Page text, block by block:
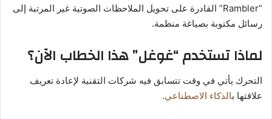
“Rambler” القادرة على تحويل الملاحظات الصوتية غير المرتبة إلى
رسائل مكتوبة بصياغة منظمة.
لماذا تستخدم “غوغل” هذا الخطاب الآن؟
التحرك يأتي في وقت تتسابق فيه شركات التقنية لإعادة تعريف
علاقتها بالذكاء الاصطناعي.